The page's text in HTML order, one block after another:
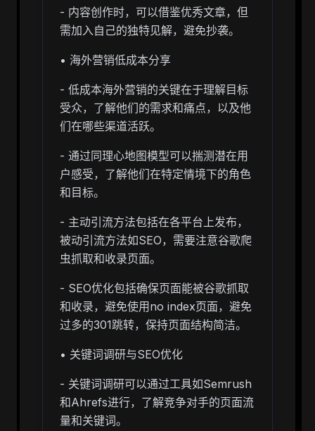
- 内容创作时，可以借鉴优秀文章，但
需加入自己的独特见解，避免抄袭。
• 海外营销低成本分享
- 低成本海外营销的关键在于理解目标
受众，了解他们的需求和痛点，以及他
们在哪些渠道活跃。
- 通过同理心地图模型可以揣测潜在用
户感受，了解他们在特定情境下的角色
和目标。
- 主动引流方法包括在各平台上发布，
被动引流方法如SEO，需要注意谷歌爬
虫抓取和收录页面。
- SEO优化包括确保页面能被谷歌抓取
和收录，避免使用no index页面，避免
过多的301跳转，保持页面结构简洁。
• 关键词调研与SEO优化
- 关键词调研可以通过工具如Semrush
和Ahrefs进行，了解竞争对手的页面流
量和关键词。